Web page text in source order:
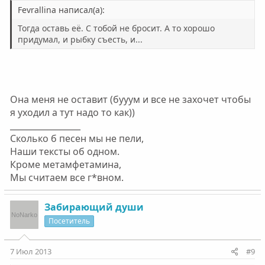
Fevrallina написал(а):
Тогда оставь её. С тобой не бросит. А то хорошо
придумал, и рыбку съесть, и...
Она меня не оставит (бууум и все не захочет чтобы
я уходил а тут надо то как))
Сколько б песен мы не пели,
Наши тексты об одном.
Кроме метамфетамина,
Мы считаем все г*вном.
Забирающий души
Посетитель
7 Июл 2013 #9